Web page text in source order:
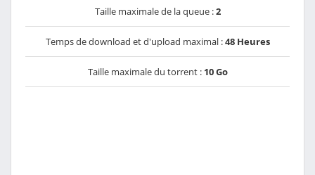
Taille maximale de la queue :2
Temps de download et d'upload maximal :48 Heures
Taille maximale du torrent : 10 Go